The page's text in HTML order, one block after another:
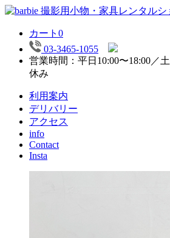
カート 0
03-3465-1055
営業時間：平日10:00〜18:00／
休み
利用案内
デリバリー
アクセス
info
Contact
Insta